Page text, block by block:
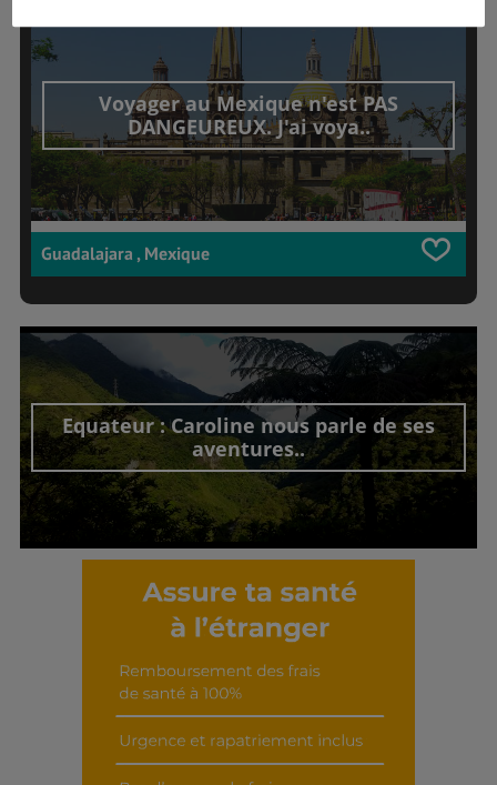
Voyager au Mexique n'est PAS
DANGEUREUX. J'ai voya..
Guadalajara , Mexique
Equateur : Caroline nous parle de ses
aventures..
Découvrir cet interview